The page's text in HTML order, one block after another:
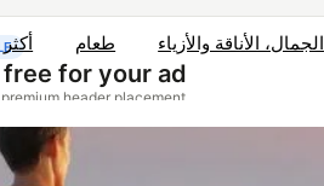
الجمال، الأناقة والأزياء طعام أكثر